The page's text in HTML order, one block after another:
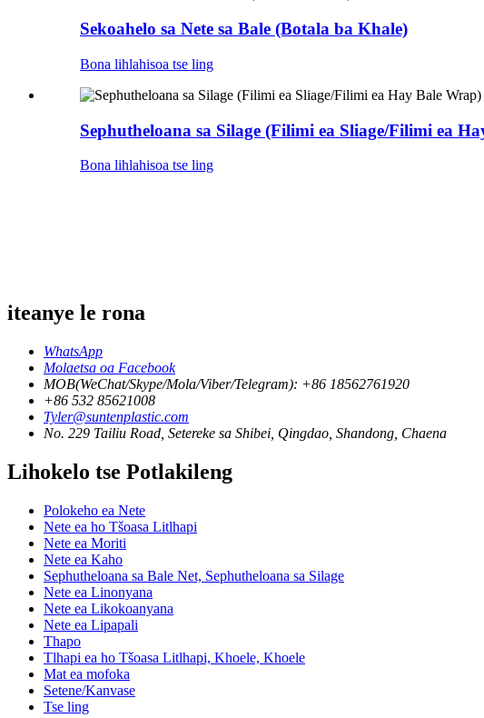
Sekoahelo sa Nete sa Bale (Botala ba Khale)
Bona lihlahisoa tse ling
Sephutheloana sa Silage (Filimi ea Sliage/Filimi ea
Bona lihlahisoa tse ling
iteanye le rona
WhatsApp
Molaetsa oa Facebook
MOB(WeChat/Skype/Mola/Viber/Telegram): +86 18562761920
+86 532 85621008
Tyler@suntenplastic.com
No. 229 Tailiu Road, Setereke sa Shibei, Qingdao, Shandong, Chaena
Lihokelo tse Potlakileng
Polokeho ea Nete
Nete ​​ea ho Tšoasa Litlhapi
Nete ​​ea Moriti
Nete ​​ea Kaho
Sephutheloana sa Bale Net, Sephutheloana sa Silage
Nete ​​ea Linonyana
Nete ​​ea Likokoanyana
Nete ​​ea Lipapali
Thapo
Tlhapi ea ho Tšoasa Litlhapi, Khoele, Khoele
Mat ea mofoka
Setene/Kanvase
Tse ling